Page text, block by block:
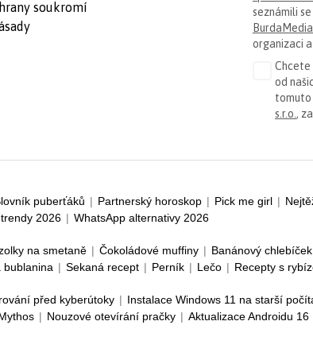
soukromí
seznámili se
organizaci
Chcete
od
tomuto
s.r.o. ,
puberťáků | Partnerský horoskop | Pick me girl |
2026 | WhatsApp alternativy 2026
na smetaně | Čokoládové muffiny | Banánový chlebíček
bublanina | Sekaná recept | Perník | Lečo | Recepty s
před kyberútoky | Instalace Windows 11 na starší
| Nouzové otevírání pračky | Aktualizace Androidu 16